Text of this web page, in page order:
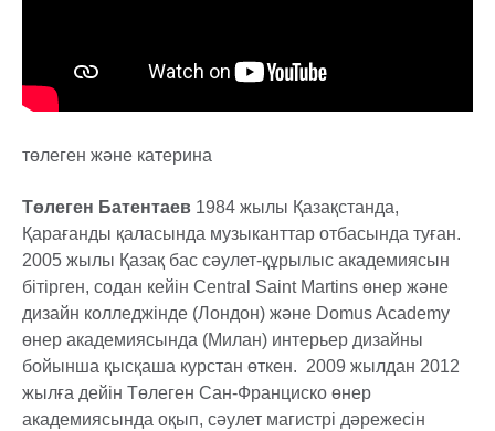
төлеген және катерина
Төлеген Батентаев 1984 жылы Қазақстанда,
Қарағанды қаласында музыканттар отбасында туған.
2005 жылы Қазақ бас сәулет-құрылыс академиясын
бітірген, содан кейін Central Saint Martins өнер және
дизайн колледжінде (Лондон) және Domus Academy
өнер академиясында (Милан) интерьер дизайны
бойынша қысқаша курстан өткен. 2009 жылдан 2012
жылға дейін Төлеген Сан-Франциско өнер
академиясында оқып, сәулет магистрі дәрежесін